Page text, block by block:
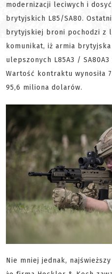
modernizacji leciwych i
brytyjskich L85/SA80.
brytyjskiej broni pochodzi z
komunikat, iż armia
ulepszonych L85A3 /
Wartość kontraktu wynosiła
95,6 miliona dolarów.
Nie mniej jednak,